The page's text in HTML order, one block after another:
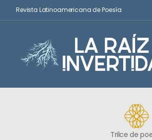
Revista Latinoamericana de Poesía
Trilce de